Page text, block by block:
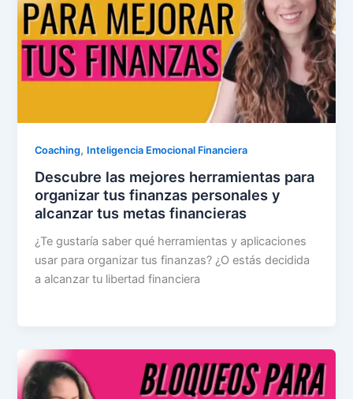
Coaching, Inteligencia Emocional Financiera
Descubre las mejores herramientas para
organizar tus finanzas personales y
alcanzar tus metas financieras
¿Te gustaría saber qué herramientas y aplicaciones
usar para organizar tus finanzas? ¿O estás decidida
a alcanzar tu libertad financiera